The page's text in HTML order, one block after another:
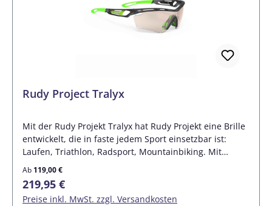
Rudy Project Tralyx
Mit der Rudy Projekt Tralyx hat Rudy Projekt eine Brille
entwickelt, die in faste jedem Sport einsetzbar ist:
Laufen, Triathlon, Radsport, Mountainbiking. Mit
austauschbaren Bumpern, adaptiven Bügeln,
einstellbarem Nasensteg, einstellbaren Bügelenden,
einer Powerflow-Belüftung und dem Quick-Change-
System ist die Tralyx ein unverzichtbarer Begleiter im
Ab 119,00 €
Regulärer Preis:
219,95 €
Preise inkl. MwSt. zzgl. Versandkosten